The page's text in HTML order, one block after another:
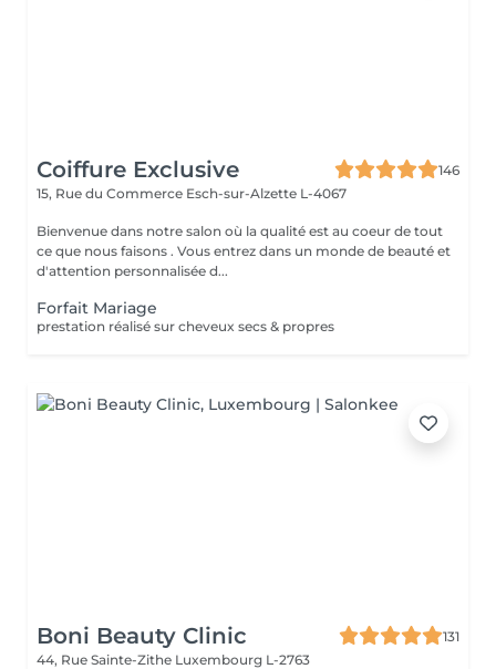
Coiffure Exclusive
146
15, Rue du Commerce Esch-sur-Alzette L-4067
Bienvenue dans notre salon où la qualité est au coeur de tout
ce que nous faisons . Vous entrez dans un monde de beauté et
d'attention personnalisée d...
Forfait Mariage
prestation réalisé sur cheveux secs & propres
Boni Beauty Clinic
131
44, Rue Sainte-Zithe Luxembourg L-2763